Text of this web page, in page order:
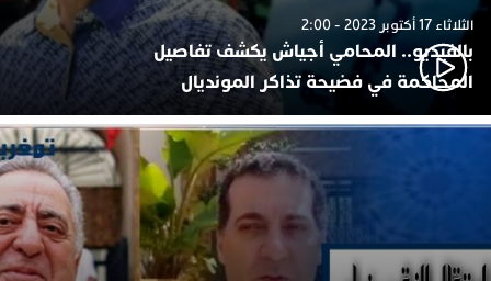
الثلاثاء 17 أكتوبر 2023 - 2:00
بالفيديو.. المحامي أجياش يكشف تفاصيل
المحاكمة في فضيحة تذاكر المونديال